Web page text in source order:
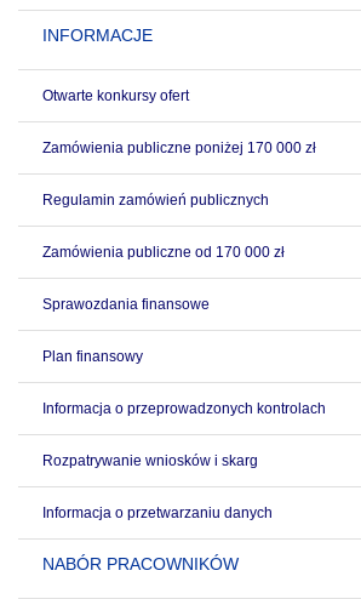
INFORMACJE
Otwarte konkursy ofert
Zamówienia publiczne poniżej 170 000 zł
Regulamin zamówień publicznych
Zamówienia publiczne od 170 000 zł
Sprawozdania finansowe
Plan finansowy
Informacja o przeprowadzonych kontrolach
Rozpatrywanie wniosków i skarg
Informacja o przetwarzaniu danych
NABÓR PRACOWNIKÓW